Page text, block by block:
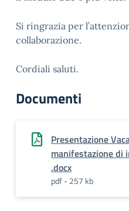
Si ringrazia per
collaborazione.
Cordiali saluti.
Documenti
Presentazione
manifestazione di
.docx
pdf - 257 kb